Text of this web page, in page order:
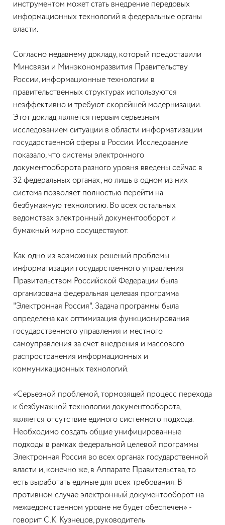
инструментом может стать внедрение передовых
информационных технологий в федеральные органы
власти.
Согласно недавнему докладу, который предоставили
Минсвязи и Минэкономразвития Правительству
России, информационные технологии в
правительственных структурах используются
неэффективно и требуют скорейшей модернизации.
Этот доклад является первым серьезным
исследованием ситуации в области информатизации
государственной сферы в России. Исследование
показало, что системы электронного
документооборота разного уровня введены сейчас в
32 федеральных органах, но лишь в одном из них
система позволяет полностью перейти на
безбумажную технологию. Во всех остальных
ведомствах электронный документооборот и
бумажный мирно сосуществуют.
Как одно из возможных решений проблемы
информатизации государственного управления
Правительством Российской Федерации была
организована федеральная целевая программа
"Электронная Россия". Задача программы была
определена как оптимизация функционирования
государственного управления и местного
самоуправления за счет внедрения и массового
распространения информационных и
коммуникационных технологий.
«Серьезной проблемой, тормозящей процесс перехода
к безбумажной технологии документооборота,
является отсутствие единого системного подхода.
Необходимо создать общие унифицированные
подходы в рамках федеральной целевой программы
Электронная Россия во всех органах государственной
власти и, конечно же, в Аппарате Правительства, то
есть выработать единые для всех требования. В
противном случае электронный документооборот на
межведомственном уровне не будет обеспечен» -
говорит С.К. Кузнецов, руководитель